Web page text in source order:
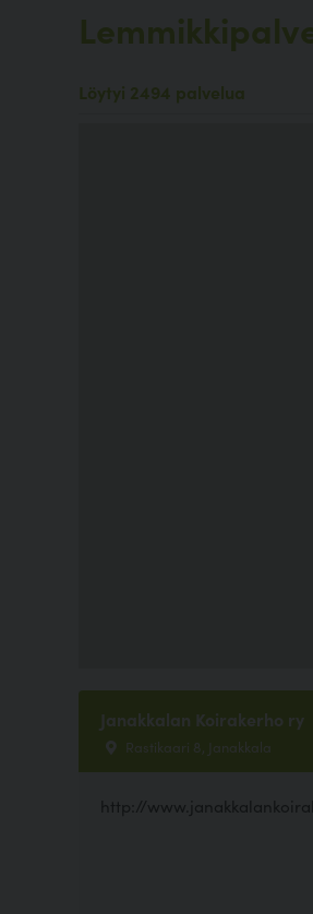
Löytyi 2494 palvelua
Janakkalan Koirakerho ry
Rastikaari 8, Janakkala
http://